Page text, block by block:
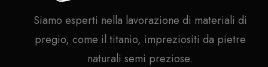
Siamo esperti nella lavorazione di materiali di
pregio, come il titanio, impreziositi da pietre
naturali semi preziose.